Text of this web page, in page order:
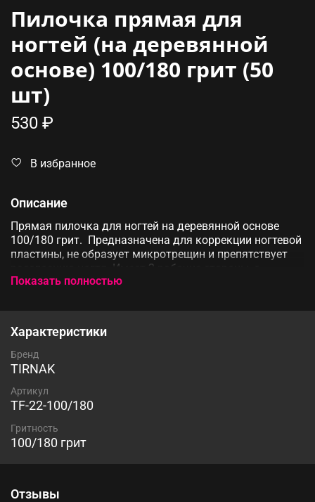
Пилочка прямая для
ногтей (на деревянной
основе) 100/180 грит (50
шт)
530 ₽
В избранное
Описание
Прямая пилочка для ногтей на деревянной основе
100/180 грит. Предназначена для коррекции ногтевой
пластины, не образует микротрещин и препятствует
расслоению ногтя. Имеет 2 рабочие стороны, с
неосыпающимся качественным абразивом.
Показать полностью
Характеристики
Бренд
TIRNAK
Артикул
TF-22-100/180
Гритность
100/180 грит
Отзывы